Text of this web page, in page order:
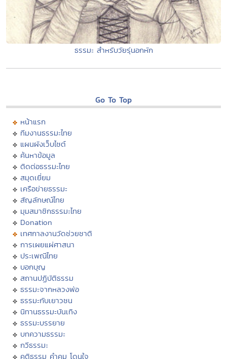
ธรรมะ สำหรับวัยรุ่นอกหัก
Go To Top
หน้าแรก
ทีมงานธรรมะไทย
แผนผังเว็บไซต์
ค้นหาข้อมูล
ติดต่อธรรมะไทย
สมุดเยี่ยม
เครือข่ายธรรมะ
สัญลักษณ์ไทย
มุมสมาชิกธรรมะไทย
Donation
เทศกาลงานวัดช่วยชาติ
การเผยแผ่ศาสนา
ประเพณีไทย
บอกบุญ
สถานปฏิบัติธรรม
ธรรมะจากหลวงพ่อ
ธรรมะกับเยาวชน
นิทานธรรมะบันเทิง
ธรรมะบรรยาย
บทความธรรมะ
กวีธรรมะ
คติธรรม คำคม โดนใจ